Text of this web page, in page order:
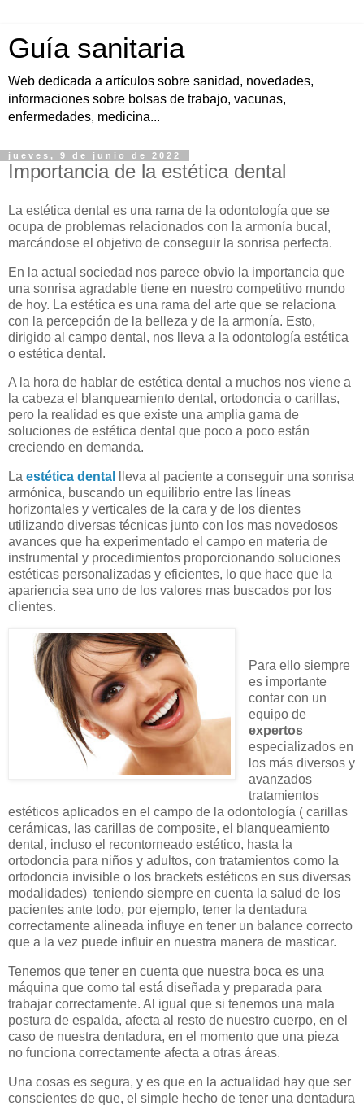
Guía sanitaria
Web dedicada a artículos sobre sanidad, novedades,
informaciones sobre bolsas de trabajo, vacunas,
enfermedades, medicina...
jueves, 9 de junio de 2022
Importancia de la estética dental
La estética dental es una rama de la odontología que se
ocupa de problemas relacionados con la armonía bucal,
marcándose el objetivo de conseguir la sonrisa perfecta.
En la actual sociedad nos parece obvio la importancia que
una sonrisa agradable tiene en nuestro competitivo mundo
de hoy. La estética es una rama del arte que se relaciona
con la percepción de la belleza y de la armonía. Esto,
dirigido al campo dental, nos lleva a la odontología estética
o estética dental.
A la hora de hablar de estética dental a muchos nos viene a
la cabeza el blanqueamiento dental, ortodoncia o carillas,
pero la realidad es que existe una amplia gama de
soluciones de estética dental que poco a poco están
creciendo en demanda.
La estética dental
lleva al paciente a conseguir una sonrisa
armónica, buscando un equilibrio entre las líneas
horizontales y verticales de la cara y de los dientes
utilizando diversas técnicas junto con los mas novedosos
avances que ha experimentado el campo en materia de
instrumental y procedimientos proporcionando soluciones
estéticas personalizadas y eficientes, lo que hace que la
apariencia sea uno de los valores mas buscados por los
clientes.
Para ello siempre
es importante
contar con un
equipo de
expertos
especializados en
los más diversos y
avanzados
tratamientos
estéticos aplicados en el campo de la odontología ( carillas
cerámicas, las carillas de composite, el blanqueamiento
dental, incluso el recontorneado estético, hasta la
ortodoncia para niños y adultos, con tratamientos como la
ortodoncia invisible o los brackets estéticos en sus diversas
modalidades) teniendo siempre en cuenta la salud de los
pacientes ante todo, por ejemplo, tener la dentadura
correctamente alineada influye en tener un balance correcto
que a la vez puede influir en nuestra manera de masticar.
Tenemos que tener en cuenta que nuestra boca es una
máquina que como tal está diseñada y preparada para
trabajar correctamente. Al igual que si tenemos una mala
postura de espalda, afecta al resto de nuestro cuerpo, en el
caso de nuestra dentadura, en el momento que una pieza
no funciona correctamente afecta a otras áreas.
Una cosas es segura, y es que en la actualidad hay que ser
conscientes de que, el simple hecho de tener una dentadura